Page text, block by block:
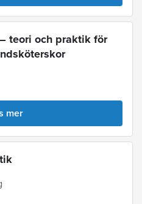
teori och praktik för
mer